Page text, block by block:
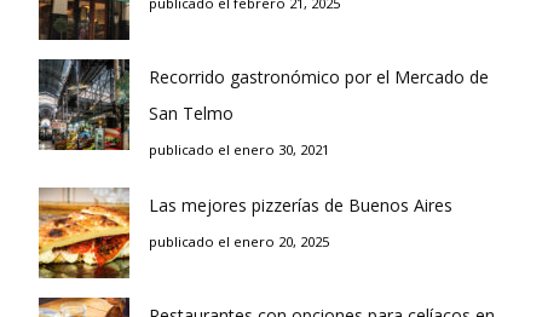
Recorrido gastronómico por el Mercado de
San Telmo
publicado el enero 30, 2021
Las mejores pizzerías de Buenos Aires
publicado el enero 20, 2025